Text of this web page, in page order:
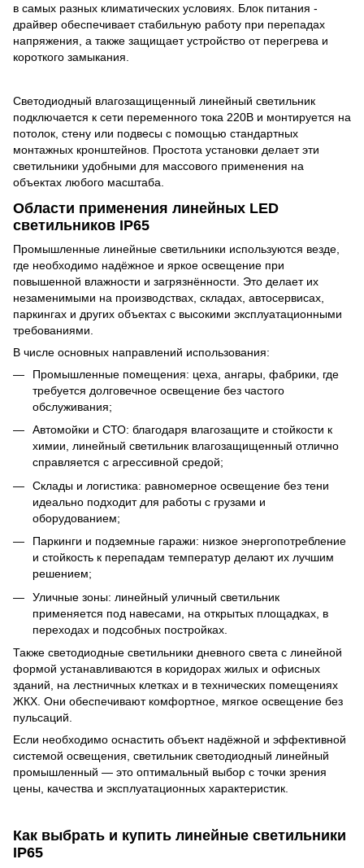
в самых разных климатических условиях. Блок питания -
драйвер обеспечивает стабильную работу при перепадах
напряжения, а также защищает устройство от перегрева и
короткого замыкания.
Светодиодный влагозащищенный линейный светильник
подключается к сети переменного тока 220В и монтируется на
потолок, стену или подвесы с помощью стандартных
монтажных кронштейнов. Простота установки делает эти
светильники удобными для массового применения на
объектах любого масштаба.
Области применения линейных LED
светильников IP65
Промышленные линейные светильники используются везде,
где необходимо надёжное и яркое освещение при
повышенной влажности и загрязнённости. Это делает их
незаменимыми на производствах, складах, автосервисах,
паркингах и других объектах с высокими эксплуатационными
требованиями.
В числе основных направлений использования:
Промышленные помещения: цеха, ангары, фабрики, где
требуется долговечное освещение без частого
обслуживания;
Автомойки и СТО: благодаря влагозащите и стойкости к
химии, линейный светильник влагозащищенный отлично
справляется с агрессивной средой;
Склады и логистика: равномерное освещение без тени
идеально подходит для работы с грузами и
оборудованием;
Паркинги и подземные гаражи: низкое энергопотребление
и стойкость к перепадам температур делают их лучшим
решением;
Уличные зоны: линейный уличный светильник
применяется под навесами, на открытых площадках, в
переходах и подсобных постройках.
Также светодиодные светильники дневного света с линейной
формой устанавливаются в коридорах жилых и офисных
зданий, на лестничных клетках и в технических помещениях
ЖКХ. Они обеспечивают комфортное, мягкое освещение без
пульсаций.
Если необходимо оснастить объект надёжной и эффективной
системой освещения, светильник светодиодный линейный
промышленный — это оптимальный выбор с точки зрения
цены, качества и эксплуатационных характеристик.
Как выбрать и купить линейные светильники
IP65